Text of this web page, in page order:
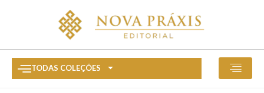
TODAS COLEÇÕES